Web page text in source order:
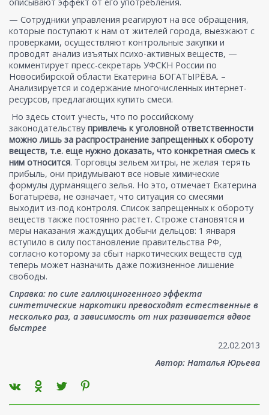
— Сотрудники управления реагируют на все обращения,
которые поступают к нам от жителей города, выезжают с
проверками, осуществляют контрольные закупки и
проводят анализ изъятых психо-активных веществ, —
комментирует пресс-секретарь УФСКН России по
Новосибирской области Екатерина БОГАТЫРЁВА. –
Анализируется и содержание многочисленных интернет-
ресурсов, предлагающих купить смеси.
Но здесь стоит учесть, что по российскому
законодательству привлечь к уголовной ответственности
можно лишь за распространение запрещенных к обороту
веществ, т.е. еще нужно доказать, что конкретная смесь к
ним относится. Торговцы зельем хитры, не желая терять
прибыль, они придумывают все новые химические
формулы дурманящего зелья. Но это, отмечает Екатерина
Богатырёва, не означает, что ситуация со смесями
выходит из-под контроля. Список запрещенных к обороту
веществ также постоянно растет. Строже становятся и
меры наказания жаждущих добычи дельцов: 1 января
вступило в силу постановление правительства РФ,
согласно которому за сбыт наркотических веществ суд
теперь может назначить даже пожизненное лишение
свободы.
Справка: по силе галлюциногенного эффекта
синтетические наркотики превосходят естественные в
несколько раз, а зависимость от них развивается вдвое
быстрее
22.02.2013
Автор: Наталья Юрьева